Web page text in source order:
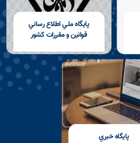
پايگاه ملي اطلاع رساني
قوانين و مقررات كشور
پايگاه خبري